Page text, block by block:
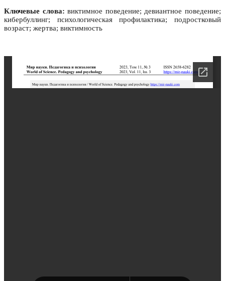
Ключевые слова: виктимное поведение; девиантное поведение;
кибербуллинг; психологическая профилактика; подростковый
возраст; жертва; виктимность